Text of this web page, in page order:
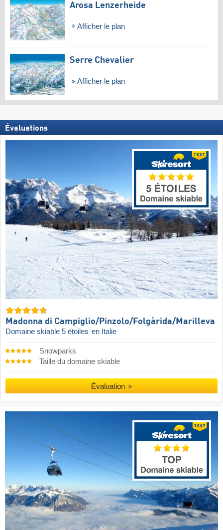
Arosa Lenzerheide
Afficher le plan
Serre Chevalier
Afficher le plan
Évaluations
Madonna di Campiglio/​Pinzolo/​Folgàrida/​Marilleva
Domaine skiable 5 étoiles en Italie
Snowparks
Taille du domaine skiable
Évaluation